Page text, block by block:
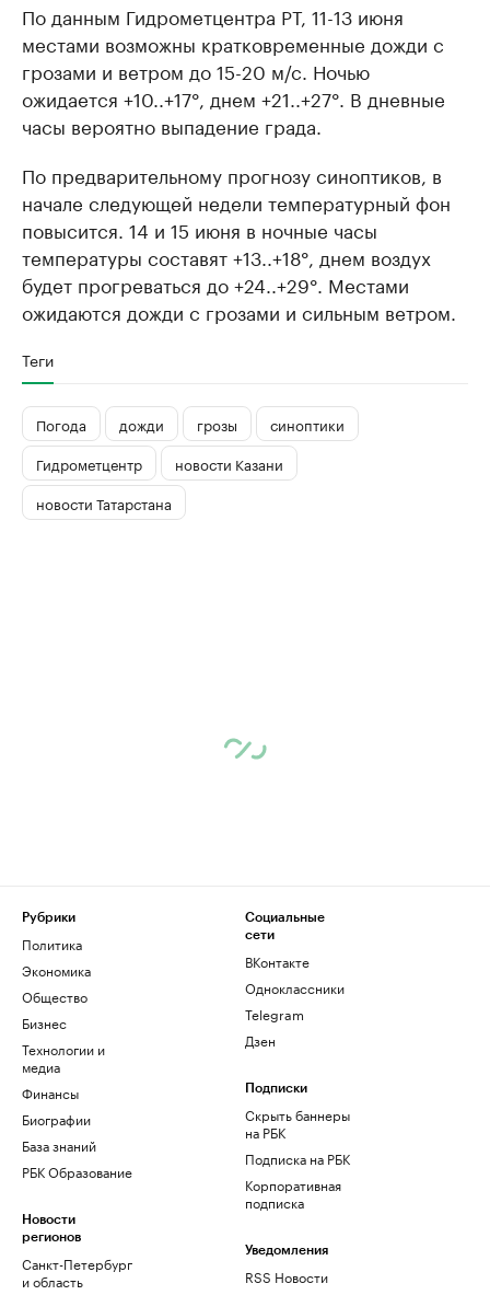
По данным Гидрометцентра РТ, 11-13 июня
местами возможны кратковременные дожди с
грозами и ветром до 15-20 м/с. Ночью
ожидается +10..+17°, днем +21..+27°. В дневные
часы вероятно выпадение града.
По предварительному прогнозу синоптиков, в
начале следующей недели температурный фон
повысится. 14 и 15 июня в ночные часы
температуры составят +13..+18°, днем воздух
будет прогреваться до +24..+29°. Местами
ожидаются дожди с грозами и сильным ветром.
Теги
Погода дожди грозы
синоптики
Гидрометцентр
новости Казани
новости Татарстана
Рубрики
Политика
Экономика
Общество
Бизнес
Технологии и
медиа
Финансы
Биографии
База знаний
РБК Образование
Новости
регионов
Санкт-Петербург
и область
Социальные
сети
ВКонтакте
Одноклассники
Telegram
Дзен
Подписки
Скрыть баннеры
на РБК
Подписка на РБК
Корпоративная
подписка
Уведомления
RSS Новости